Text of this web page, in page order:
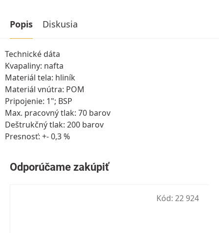
Popis Diskusia
Technické dáta
Kvapaliny: nafta
Materiál tela: hliník
Materiál vnútra: POM
Pripojenie: 1"; BSP
Max. pracovný tlak: 70 barov
Deštrukčný tlak: 200 barov
Presnosť: +- 0,3 %
Kód: 22 924